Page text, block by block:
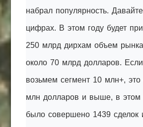
набрал популярность.
цифрах. В этом году будет
250 млрд дирхам объем
около 70 млрд долларов.
возьмем сегмент 10 млн+, это
млн долларов и выше, в этом
было совершено 1439 сделок